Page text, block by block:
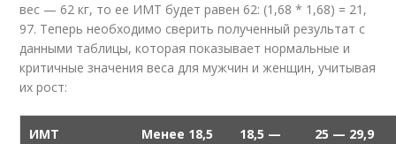
вес — 62 кг, то ее ИМТ будет равен 62: (1,68 * 1,68) = 21,
97. Теперь необходимо сверить полученный результат с
данными таблицы, которая показывает нормальные и
критичные значения веса для мужчин и женщин, учитывая
их рост:
ИМТ Менее 18,5
18,5 —
25 — 29,9